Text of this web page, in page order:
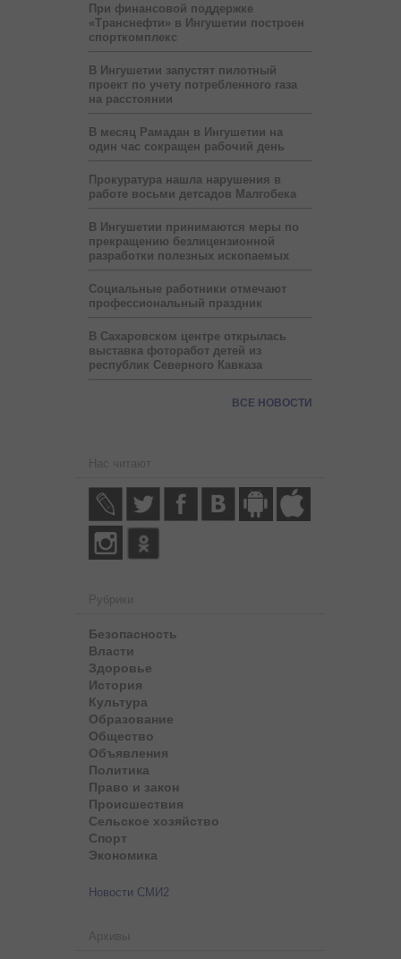
При финансовой поддержке
«Транснефти» в Ингушетии построен
спорткомплекс
В Ингушетии запустят пилотный
проект по учету потребленного газа
на расстоянии
В месяц Рамадан в Ингушетии на
один час сокращен рабочий день
Прокуратура нашла нарушения в
работе восьми детсадов Малгобека
В Ингушетии принимаются меры по
прекращению безлицензионной
разработки полезных ископаемых
Социальные работники отмечают
профессиональный праздник
В Сахаровском центре открылась
выставка фоторабот детей из
республик Северного Кавказа
ВСЕ НОВОСТИ
Нас читают
Рубрики
Безопасность
Власти
Здоровье
История
Культура
Образование
Общество
Объявления
Политика
Право и закон
Происшествия
Сельское хозяйство
Спорт
Экономика
Новости СМИ2
Архивы